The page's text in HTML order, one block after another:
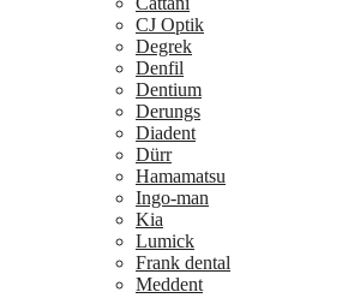
CJ Optik
Degrek
Denfil
Dentium
Derungs
Diadent
Dürr
Hamamatsu
Ingo-man
Kia
Lumick
Frank dental
Meddent